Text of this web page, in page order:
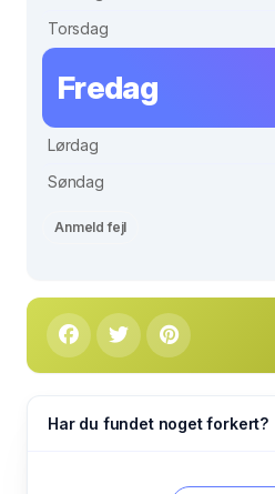
Torsdag
Fredag
Lørdag
Søndag
Anmeld fejl
Har du fundet noget forkert?